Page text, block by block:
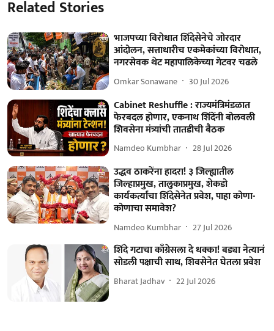
Related Stories
भाजपच्या विरोधात शिंदेसेनेचे जोरदार
आंदोलन, सत्ताधारीच एकमेकांच्या विरोधात,
नगरसेवक थेट महापालिकेच्या गेटवर चढले
Omkar Sonawane 30 Jul 2026
Cabinet Reshuffle : राज्यमंत्रिमंडळात
फेरबदल होणार, एकनाथ शिंदेंनी बोलवली
शिवसेना मंत्र्यांची तातडीची बैठक
Namdeo Kumbhar 28 Jul 2026
उद्धव ठाकरेंना हादरा! ३ जिल्ह्यातील
जिल्हाप्रमुख, तालुकाप्रमुख, शेकडो
कार्यकर्त्यांचा शिंदेसेनेत प्रवेश, पाहा कोणा-
कोणाचा समावेश?
Namdeo Kumbhar 27 Jul 2026
शिंदे गटाचा काँग्रेसला दे धक्का! बड्या नेत्यानं
सोडली पक्षाची साथ, शिवसेनेत घेतला प्रवेश
Bharat Jadhav 22 Jul 2026